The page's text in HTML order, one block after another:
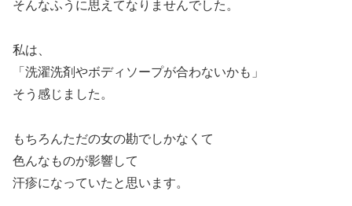
そんなふうに思えてなりませんでした。
私は、
「洗濯洗剤やボディソープが合わないかも」
そう感じました。
もちろんただの女の勘でしかなくて
色んなものが影響して
汗疹になっていたと思います。